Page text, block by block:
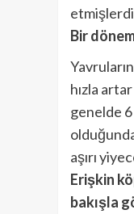
Bir
hızla
genelde
aşırı
Erişkin
bakışla